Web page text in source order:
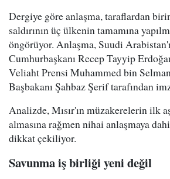
Dergiye göre anlaşma, taraflardan
saldırının üç ülkenin tamamına
öngörüyor. Anlaşma, Suudi
Cumhurbaşkanı Recep Tayyip
Veliaht Prensi Muhammed bin
Başbakanı Şahbaz Şerif tarafından
Analizde, Mısır'ın müzakerelerin ilk
almasına rağmen nihai anlaşmaya
dikkat çekiliyor.
Savunma iş birliği yeni değil